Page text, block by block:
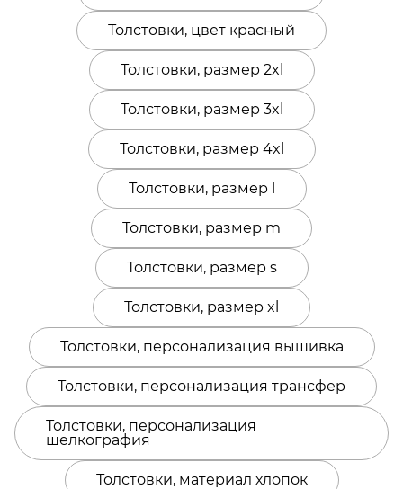
Толстовки, цвет красный
Толстовки, размер 2xl
Толстовки, размер 3xl
Толстовки, размер 4xl
Толстовки, размер l
Толстовки, размер m
Толстовки, размер s
Толстовки, размер xl
Толстовки, персонализация вышивка
Толстовки, персонализация трансфер
Толстовки, персонализация
шелкография
Толстовки, материал хлопок